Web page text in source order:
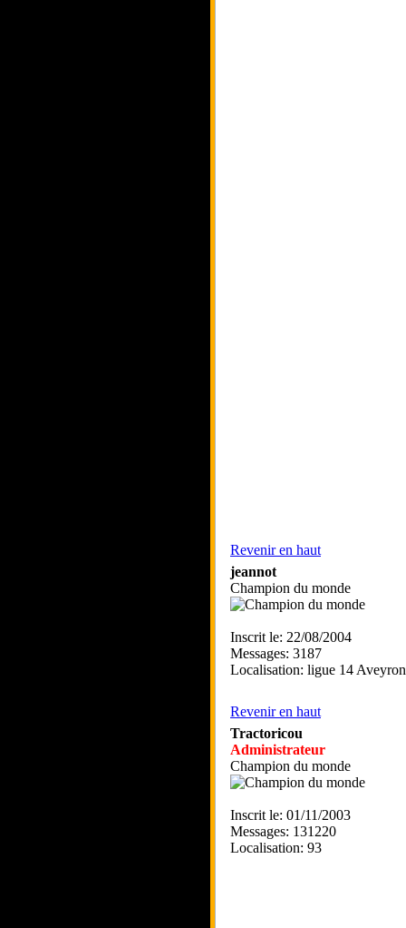
Revenir en haut
jeannot
Champion du monde
Inscrit le: 22/08/2004
Messages: 3187
Localisation: ligue 14
Revenir en haut
Tractoricou
Administrateur
Champion du monde
Inscrit le: 01/11/2003
Messages: 131220
Localisation: 93